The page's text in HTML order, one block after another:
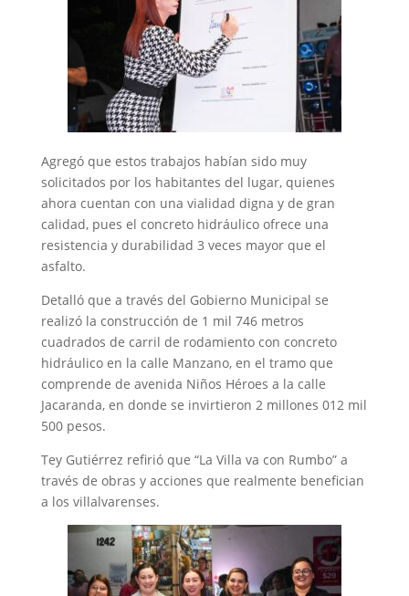
Agregó que estos trabajos habían sido muy
solicitados por los habitantes del lugar, quienes
ahora cuentan con una vialidad digna y de gran
calidad, pues el concreto hidráulico ofrece una
resistencia y durabilidad 3 veces mayor que el
asfalto.
Detalló que a través del Gobierno Municipal se
realizó la construcción de 1 mil 746 metros
cuadrados de carril de rodamiento con concreto
hidráulico en la calle Manzano, en el tramo que
comprende de avenida Niños Héroes a la calle
Jacaranda, en donde se invirtieron 2 millones 012 mil
500 pesos.
Tey Gutiérrez refirió que “La Villa va con Rumbo” a
través de obras y acciones que realmente benefician
a los villalvarenses.